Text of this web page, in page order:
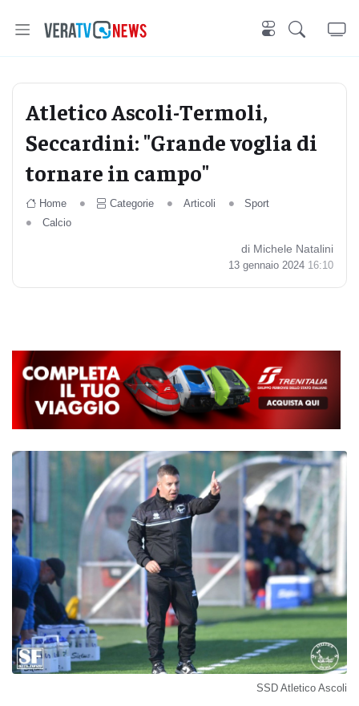
Atletico Ascoli-Termoli,
Seccardini: "Grande voglia di
tornare in campo"
Home Categorie Articoli
Sport
Calcio
di Michele Natalini
13 gennaio 2024 16:10
SSD Atletico Ascoli